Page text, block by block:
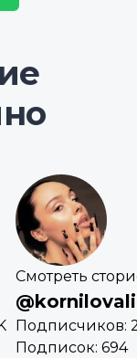
Смотреть
Подписчиков:
Подписок: 694